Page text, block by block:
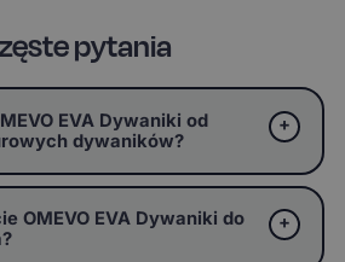
pytania
EVA Dywaniki od
dywaników?
OMEVO EVA Dywaniki do